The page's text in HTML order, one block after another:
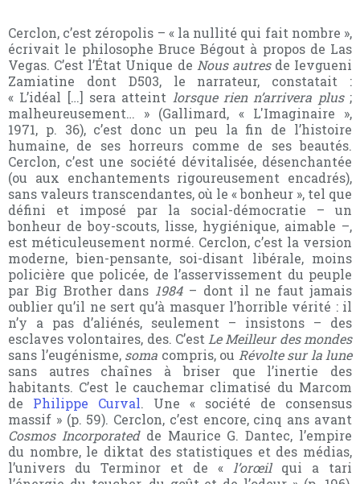
Cerclon, c’est zéropolis – « la nullité qui fait nombre »,
écrivait le philosophe Bruce Bégout à propos de Las
Vegas. C’est l’État Unique de Nous autresde Ievgueni
Zamiatine dont D503, le narrateur, constatait :
« L’idéal […] sera atteint lorsque rien n’arrivera plus;
malheureusement… » (Gallimard, « L'Imaginaire »,
1971, p. 36), c’est donc un peu la fin de l’histoire
humaine, de ses horreurs comme de ses beautés.
Cerclon, c’est une société dévitalisée, désenchantée
(ou aux enchantements rigoureusement encadrés),
sans valeurs transcendantes, où le « bonheur », tel que
défini et imposé par la social-démocratie – un
bonheur de boy-scouts, lisse, hygiénique, aimable –,
est méticuleusement normé. Cerclon, c’est la version
moderne, bien-pensante, soi-disant libérale, moins
policière que policée, de l’asservissement du peuple
par Big Brother dans 1984 – dont il ne faut jamais
oublier qu’il ne sert qu’à masquer l’horrible vérité : il
n’y a pas d’aliénés, seulement – insistons – des
esclaves volontaires, des. C’est Le Meilleur des mondes
sans l’eugénisme, soma compris, ou Révolte sur la lune
sans autres chaînes à briser que l’inertie des
habitants. C’est le cauchemar climatisé du Marcom
de Philippe Curval. Une « société de consensus
massif » (p. 59). Cerclon, c’est encore, cinq ans avant
Cosmos Incorporatedde Maurice G. Dantec, l’empire
du nombre, le diktat des statistiques et des médias,
l’univers du Terminor et de « l’orœil
qui a tari